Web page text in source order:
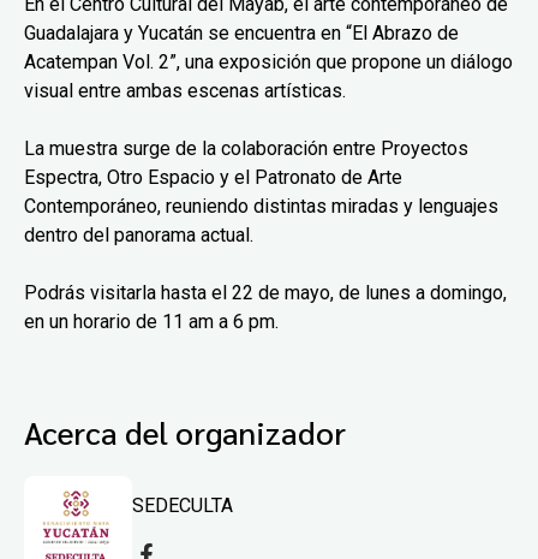
Guadalajara y Yucatán se encuentra en “El Abrazo de
Acatempan Vol. 2”, una exposición que propone un diálogo
visual entre ambas escenas artísticas.
La muestra surge de la colaboración entre Proyectos
Espectra, Otro Espacio y el Patronato de Arte
Contemporáneo, reuniendo distintas miradas y lenguajes
dentro del panorama actual.
Podrás visitarla hasta el 22 de mayo, de lunes a domingo,
en un horario de 11 am a 6 pm.
Acerca del organizador
SEDECULTA